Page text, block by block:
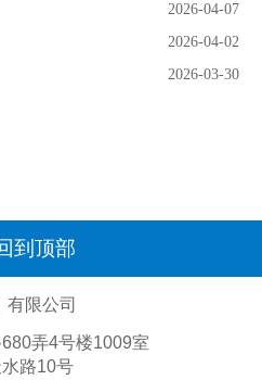
2026-04-07
2026-04-02
2026-03-30
到顶部
有限公司
弄4号楼1009室
路10号